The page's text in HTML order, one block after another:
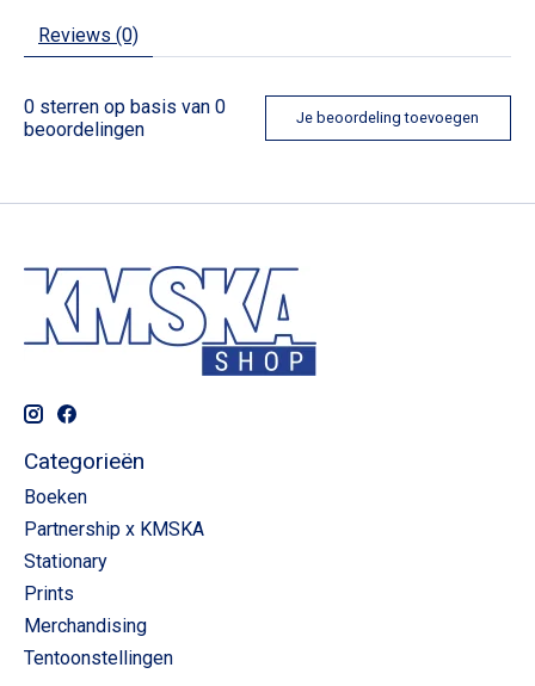
Reviews (0)
0 sterren op basis van 0
beoordelingen
Je beoordeling toevoegen
Categorieën
Boeken
Partnership x KMSKA
Stationary
Prints
Merchandising
Tentoonstellingen